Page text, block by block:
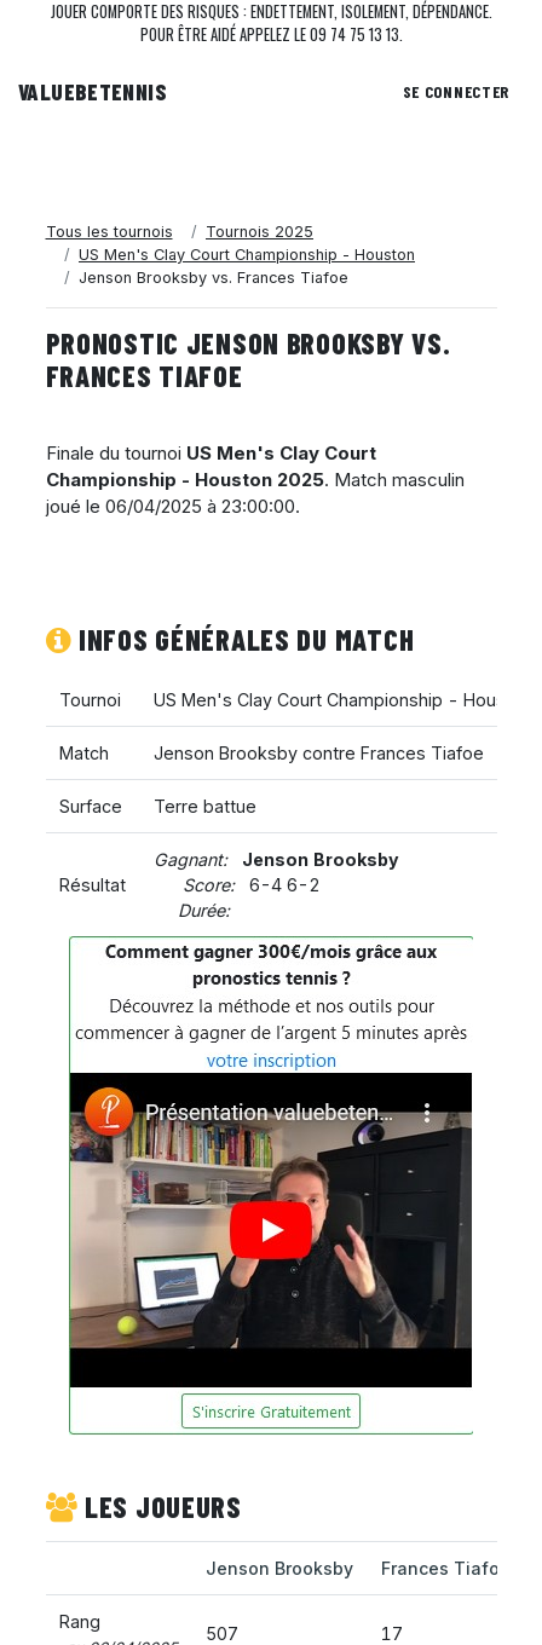
JOUER COMPORTE DES RISQUES : ENDETTEMENT, ISOLEMENT, DÉPENDANCE.
POUR ÊTRE AIDÉ APPELEZ LE 09 74 75 13 13.
VALUEBETENNIS SE CONNECTER
Tous les tournois
Tournois 2025
US Men's Clay Court Championship - Houston
Jenson Brooksby vs. Frances Tiafoe
PRONOSTIC JENSON BROOKSBY VS.
FRANCES TIAFOE
Finale du tournoi US Men's Clay Court
Championship - Houston 2025. Match masculin
joué le 06/04/2025 à 23:00:00.
INFOS GÉNÉRALES DU MATCH
Tournoi US Men's Clay Court Championship - Houston
Match Jenson Brooksby contre Frances Tiafoe
Surface Terre battue
Résultat
Gagnant:
Jenson Brooksby
Score:6-4 6-2
Durée:
LES JOUEURS
Jenson Brooksby Frances Tiafoe
Rang
507 17